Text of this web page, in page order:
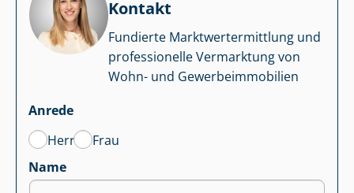
Kontakt
Fundierte Markt­wert­ermitt­lung und
professionelle Vermarktung von
Wohn- und Ge­wer­be­im­mo­bi­li­en
Anrede
Herr
Frau
Name